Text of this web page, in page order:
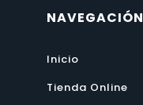
NAVEGACIÓN
Inicio
Tienda Online